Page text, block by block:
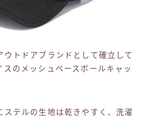
ウトドアブランドとして確立して
スのメッシュベースボールキャッ
ステルの生地は乾きやすく、洗濯